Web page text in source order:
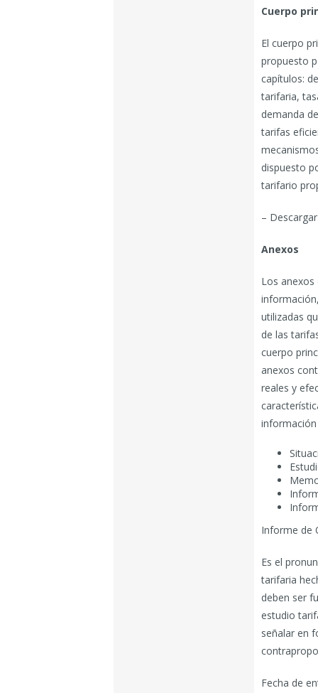
Cuerpo
El cuerpo
propuesto
capítulos:
tarifaria,
demanda
tarifas
dispuesto
tarifario
–
Anexos
Los
utilizadas
de las
cuerpo
anexos
reales y
Informe de
Es el
tarifaria
deben ser
estudio
señalar en
Fecha de